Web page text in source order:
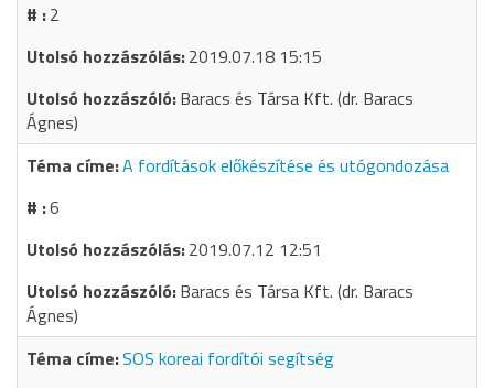
2
2019.07.18 15:15
Baracs és Társa Kft. (dr. Baracs
Ágnes)
A fordítások előkészítése és utógondozása
6
2019.07.12 12:51
Baracs és Társa Kft. (dr. Baracs
Ágnes)
SOS koreai fordítói segítség